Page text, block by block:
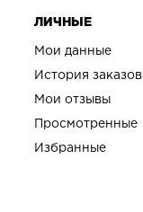
ЛИЧНЫЕ
Мои данные
История заказов
Мои отзывы
Просмотренные
Избранные